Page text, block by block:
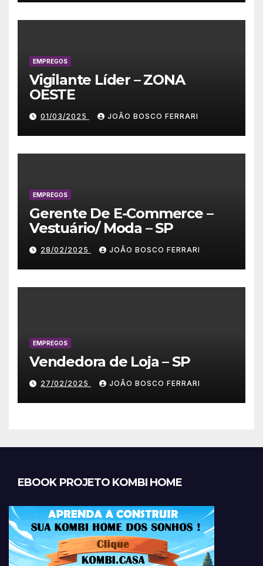
EMPREGOS
Vigilante Líder – ZONA
OESTE
01/03/2025 JOÃO BOSCO FERRARI
EMPREGOS
Gerente De E-Commerce –
Vestuário/ Moda – SP
28/02/2025 JOÃO BOSCO FERRARI
EMPREGOS
Vendedora de Loja – SP
27/02/2025 JOÃO BOSCO FERRARI
EBOOK PROJETO KOMBI HOME